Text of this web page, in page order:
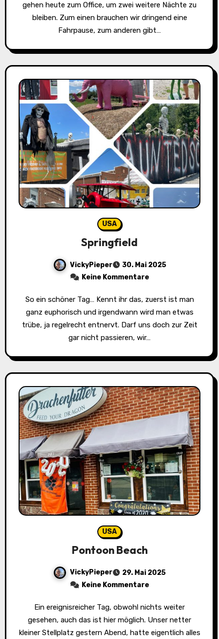
gehen heute zum Office, um zwei weitere Nächte zu
bleiben. Zum einen brauchen wir dringend eine
Fahrpause, zum anderen gibt…
USA
Springfield
VickyPieper
30. Mai 2025
Keine Kommentare
So ein schöner Tag… Kennt ihr das, zuerst ist man
ganz euphorisch und irgendwann wird man etwas
trübe, ja regelrecht entnervt. Darf uns doch zur Zeit
gar nicht passieren, wir…
USA
Pontoon Beach
VickyPieper
29. Mai 2025
Keine Kommentare
Ein ereignisreicher Tag, obwohl nichts weiter
gesehen, auch das ist hier möglich. Unser netter
kleiner Stellplatz gestern Abend, hatte eigentlich alles